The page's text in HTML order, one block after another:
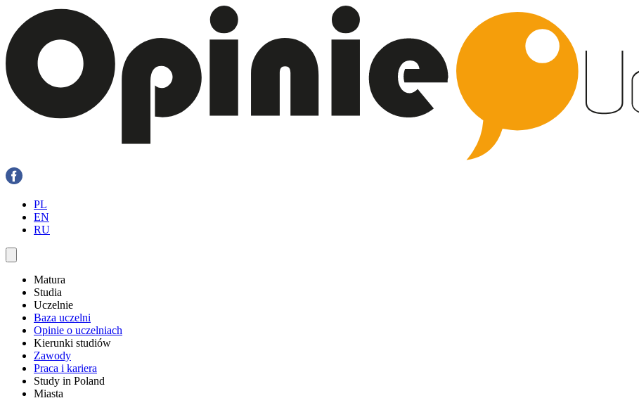
PL
EN
RU
Matura
Studia
Uczelnie
Baza uczelni
Opinie o uczelniach
Kierunki studiów
Zawody
Praca i kariera
Study in Poland
Miasta